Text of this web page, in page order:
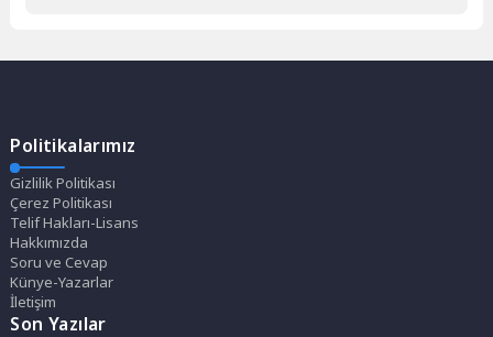
Politikalarımız
Gizlilik Politikası
Çerez Politikası
Telif Hakları-Lisans
Hakkımızda
Soru ve Cevap
Künye-Yazarlar
İletişim
Son Yazılar